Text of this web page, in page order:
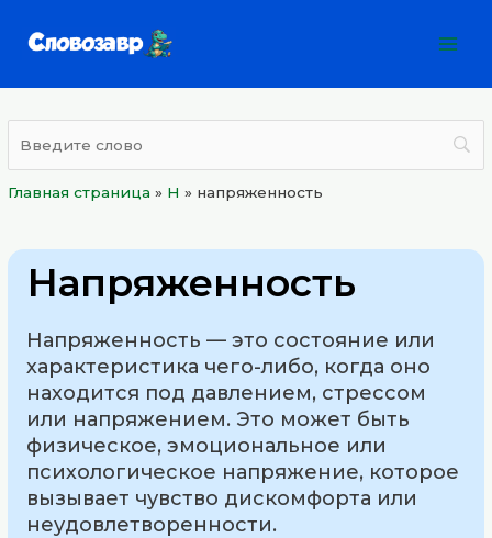
Главная страница » Н » напряженность
Напряженность
Напряженность — это состояние или
характеристика чего-либо, когда оно
находится под давлением, стрессом
или напряжением. Это может быть
физическое, эмоциональное или
психологическое напряжение, которое
вызывает чувство дискомфорта или
неудовлетворенности.